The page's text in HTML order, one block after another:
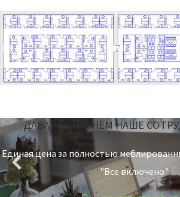
ДАВАЙТЕ НАЧНЕМ НАШЕ
Единая цена за полностью
"Все включено"